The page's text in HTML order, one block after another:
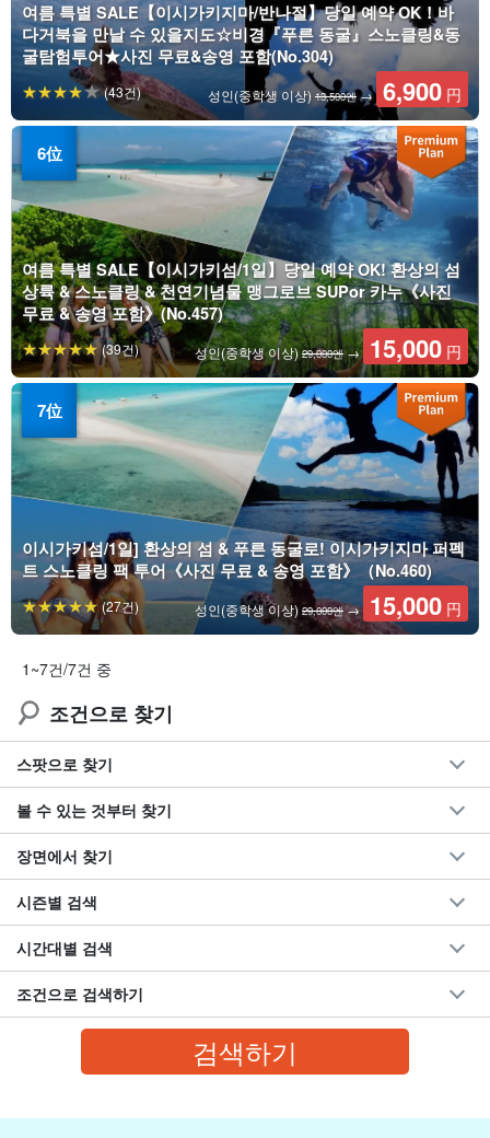
여름 특별 SALE【이시가키지마/반나절】당일 예약 OK！바
다거북을 만날 수 있을지도☆비경『푸른 동굴』스노클링&동
굴탐험투어★사진 무료&송영 포함(No.304)
성인(중학생 이상) 13,500엔→ 6,900 円
(43건)
여름 특별 SALE【이시가키섬/1일】당일 예약 OK! 환상의 섬
상륙 & 스노클링 & 천연기념물 맹그로브 SUPor 카누《사진
무료 & 송영 포함》(No.457)
성인(중학생 이상) 29,000엔→ 15,000 円
(39건)
이시가키섬/1일] 환상의 섬 & 푸른 동굴로! 이시가키지마 퍼펙
트 스노클링 팩 투어《사진 무료 & 송영 포함》（No.460)
성인(중학생 이상) 29,000엔→ 15,000 円
(27건)
1~7건/7건 중
조건으로 찾기
스팟으로 찾기
볼 수 있는 것부터 찾기
장면에서 찾기
시즌별 검색
시간대별 검색
조건으로 검색하기